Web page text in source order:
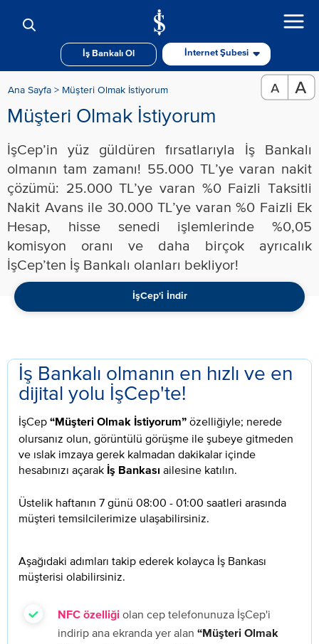
İş Bankalı Ol İnternet Şubesi
Ana Sayfa > Müşteri Olmak İstiyorum
Müşteri Olmak İstiyorum
İşCep’in yüz güldüren fırsatlarıyla İş Bankalı
olmanın tam zamanı! 55.000 TL’ye varan nakit
çözümü: 25.000 TL’ye varan %0 Faizli Taksitli
Nakit Avans ile 30.000 TL’ye varan %0 Faizli Ek
Hesap, hisse senedi işlemlerinde %0,05
komisyon oranı ve daha birçok ayrıcalık
İşCep’ten İş Bankalı olanları bekliyor!​
İşCep'i İndir
İş Bankalı olmanın en hızlı ve en
dijital yolu İşCep'te!
İşCep “Müşteri Olmak İstiyorum” özelliğiyle; nerede
olursanız olun, görüntülü görüşme ile şubeye gitmeden
ve ıslak imzaya gerek kalmadan dakikalar içinde
hesabınızı açarak İş Bankası ailesine katılın.
Üstelik haftanın 7 günü 08:00 - 01:00 saatleri arasında
müşteri temsilcilerimize ulaşabilirsiniz.
Aşağıdaki adımları takip ederek kolayca İş Bankası
müşterisi olabilirsiniz.
NFC özelliği olan cep telefonunuza İşCep'i
indirip ana ekranda yer alan “Müşteri Olmak